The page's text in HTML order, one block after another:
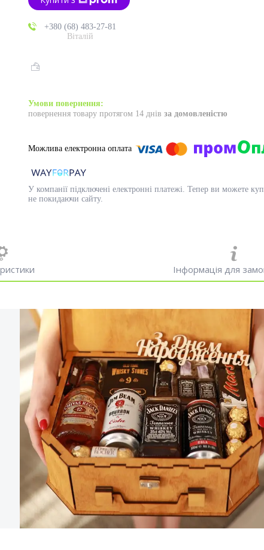
+380 (68) 483-27-81
Віталій
повернення товару протягом 14 днів за домовленістю
У компанії підключені електронні платежі. Тепер ви можете
не покидаючи сайту.
Інформація для